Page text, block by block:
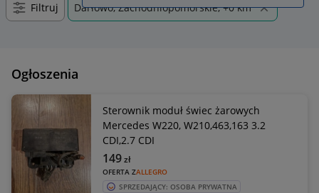
Filtruj Darłowo, Zachodniopomorskie, +0 km
Ogłoszenia
Sterownik moduł świec żarowych
Mercedes W220, W210,463,163 3.2
CDI,2.7 CDI
OFERTA ZALLEGRO
149zł
SPRZEDAJĄCY: OSOBA PRYWATNA